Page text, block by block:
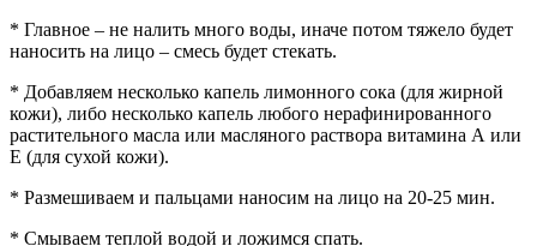
* Главное – не налить много воды, иначе потом тяжело будет
наносить на лицо – смесь будет стекать.
* Добавляем несколько капель лимонного сока (для жирной
кожи), либо несколько капель любого нерафинированного
растительного масла или масляного раствора витамина А или
Е (для сухой кожи).
* Размешиваем и пальцами наносим на лицо на 20-25 мин.
* Смываем теплой водой и ложимся спать.